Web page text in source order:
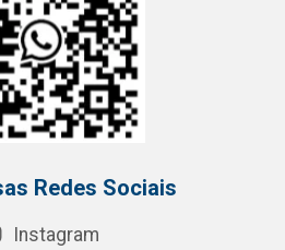
Redes Sociais
Instagram